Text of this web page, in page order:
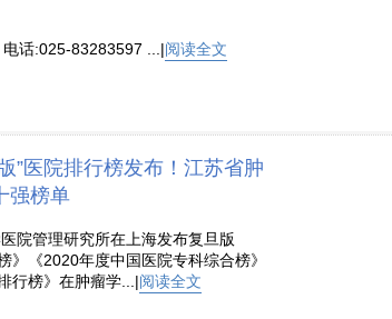
话:025-83283597 ...|阅读全文
”医院排行榜发布！江苏省肿
强榜单
院管理研究所在上海发布复旦版
》《2020年度中国医院专科综合榜》
行榜》在肿瘤学...|阅读全文